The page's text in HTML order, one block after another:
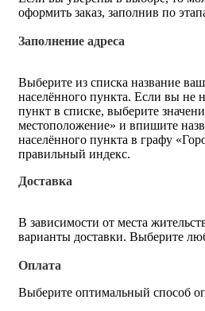
оформить заказ, заполнив по
Заполнение адреса
Выберите из списка название
населённого пункта. Если вы не
пункт в списке, выберите
местоположение» и впишите
населённого пункта в графу
правильный индекс.
Доставка
В зависимости от места
варианты доставки. Выберите
Оплата
Выберите оптимальный способ